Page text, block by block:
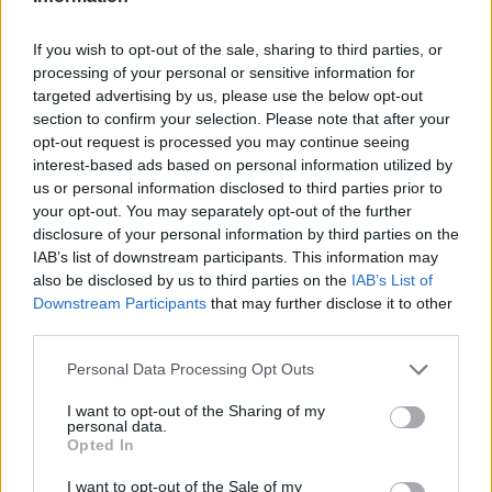
If you wish to opt-out of the sale, sharing to third parties, or
processing of your personal or sensitive information for
targeted advertising by us, please use the below opt-out
section to confirm your selection. Please note that after your
opt-out request is processed you may continue seeing
interest-based ads based on personal information utilized by
us or personal information disclosed to third parties prior to
your opt-out. You may separately opt-out of the further
disclosure of your personal information by third parties on the
IAB’s list of downstream participants. This information may
also be disclosed by us to third parties on the IAB’s List of
Downstream Participants that may further disclose it to other
Personal Data Processing Opt Outs
I want to opt-out of the Sharing of my
personal data.
Opted In
I want to opt-out of the Sale of my
първо ще трябва да влезете в играта. Моля,
регистрирайте се, ако нямате собствен акаунт.
Ние очакваме с нетърпение следващото ви
посещение във форума!Играйте тук
Тема: Слухове и догадки
milena7004
Изключителен талант, женски
456 Получени харесвания:
500
22.2.23
shiky
Стажант
21.2.23
Кобрелия
Съобщения: 7,151 Получени харесвания:
Точки за награди: